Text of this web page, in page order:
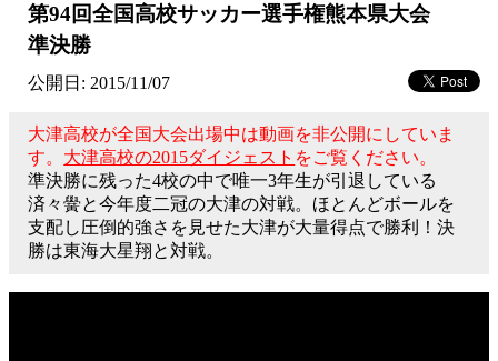
第94回全国高校サッカー選手権熊本県大会
準決勝
公開日: 2015/11/07
大津高校が全国大会出場中は動画を非公開にしていま
す。 大津高校の2015ダイジェスト をご覧ください。
準決勝に残った4校の中で唯一3年生が引退している
済々黌と今年度二冠の大津の対戦。­ほとんどボールを
支配し圧倒的強さを見せた大津が大量得点で勝利！決
勝は東海大星翔と­対戦。